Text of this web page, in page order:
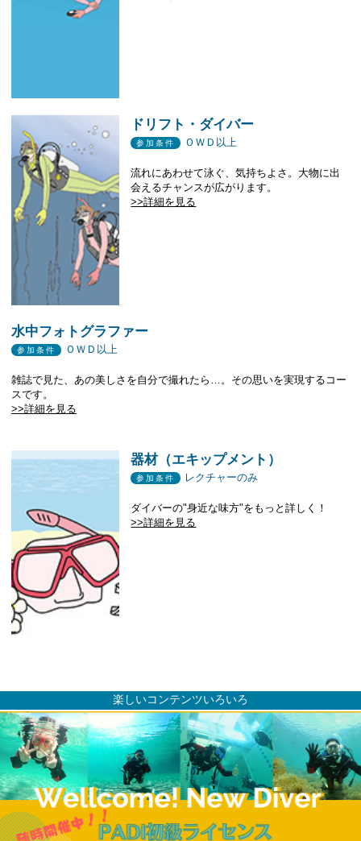
ドリフト・ダイバー
参加条件 ＯＷＤ以上
流れにあわせて泳ぐ、気持ちよさ。大物に出
会えるチャンスが広がります。
>>詳細を見る
水中フォトグラファー
参加条件 ＯＷＤ以上
雑誌で見た、あの美しさを自分で撮れたら…。その思いを実現するコー
スです。
>>詳細を見る
器材（エキップメント）
参加条件 レクチャーのみ
ダイバーの"身近な味方"をもっと詳しく！
>>詳細を見る
楽しいコンテンツいろいろ